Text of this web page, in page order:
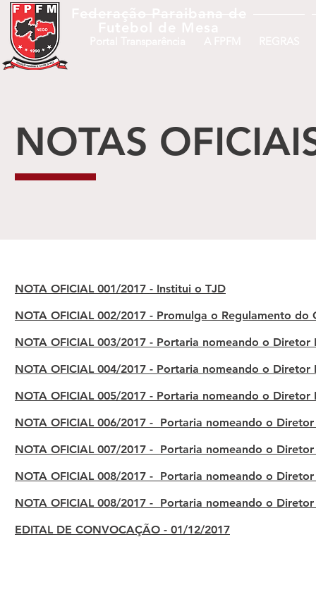
NOTAS
NOTA OFICIAL 002/2017 - Promulga o Regulamento
NOTA OFICIAL 003/2017 - Portaria nomeando o Diretor
NOTA OFICIAL 004/2017 - Portaria nomeando o Diretor
NOTA OFICIAL 005/2017 - Portaria nomeando o Diretor
NOTA OFICIAL 006/2017 - Portaria nomeando o
NOTA OFICIAL 007/2017 - Portaria nomeando o
NOTA OFICIAL 008/2017 - Portaria nomeando o
NOTA OFICIAL 008/2017 - Portaria nomeando o
EDITAL DE CONVOCAÇÃO - 01/12/2017
NOTA OFICIAL 001/2017 - Institui o TJD
NOTA OFICIAL 002/2017 - Promulga o Regulamento
NOTA OFICIAL 003/2017 - Portaria nomeando o Diretor
NOTA OFICIAL 004/2017 - Portaria nomeando o Diretor
NOTA OFICIAL 005/2017 - Portaria nomeando o Diretor
NOTA OFICIAL 006/2017 - Portaria nomeando o
NOTA OFICIAL 007/2017 - Portaria nomeando o
NOTA OFICIAL 008/2017 - Portaria nomeando o
NOTA OFICIAL 008/2017 - Portaria nomeando o
EDITAL DE CONVOCAÇÃO - 01/12/2017